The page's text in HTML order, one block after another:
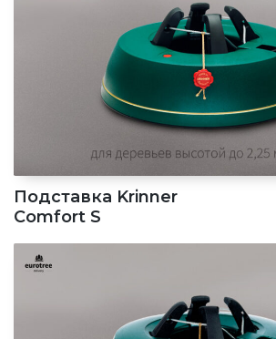
Подставка Krinner
Comfort S